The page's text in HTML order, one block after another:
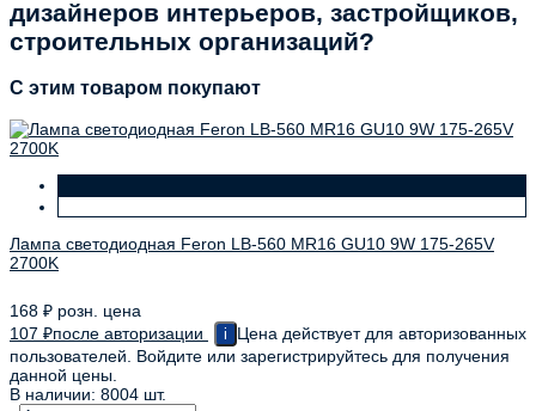
дизайнеров интерьеров, застройщиков,
строительных организаций?
C этим товаром покупают
Лампа светодиодная Feron LB-560 MR16 GU10 9W 175-265V
2700K
168 ₽ розн. цена
107 ₽после авторизации i
Цена действует для авторизованных
пользователей. Войдите или зарегистрируйтесь для получения
данной цены.
В наличии: 8004 шт.